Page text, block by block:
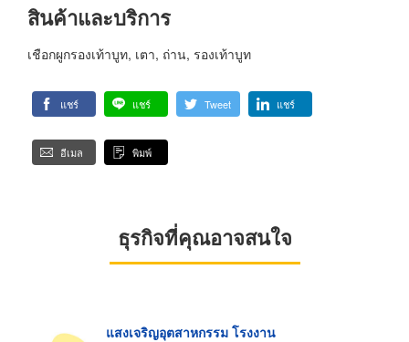
สินค้าและบริการ
เชือกผูกรองเท้าบูท, เตา, ถ่าน, รองเท้าบูท
แชร์ แชร์ Tweet แชร์
อีเมล พิมพ์
ธุรกิจที่คุณอาจสนใจ
แสงเจริญอุตสาหกรรม โรงงาน